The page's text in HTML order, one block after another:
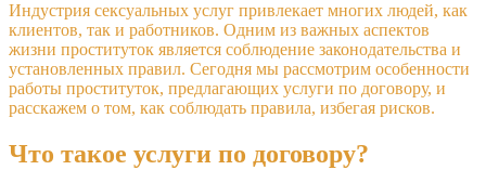
Индустрия сексуальных услуг привлекает многих людей, как
клиентов, так и работников. Одним из важных аспектов
жизни проституток является соблюдение законодательства и
установленных правил. Сегодня мы рассмотрим особенности
работы проституток, предлагающих услуги по договору, и
расскажем о том, как соблюдать правила, избегая рисков.
Что такое услуги по договору?